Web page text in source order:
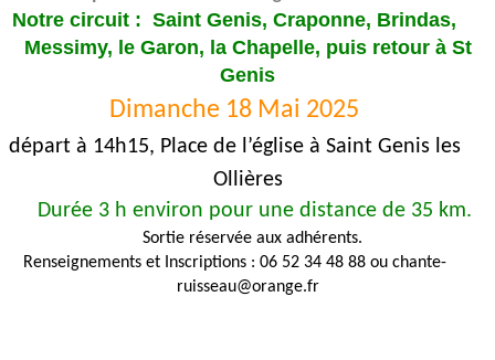
Notre circuit : Saint Genis, Craponne, Brindas,
Messimy, le Garon, la Chapelle, puis retour à St
Genis
Dimanche 18 Mai 2025
départ à 14h15, Place de l’église à Saint Genis les
Ollières
Durée 3 h environ pour une distance de 35 km.
Sortie réservée aux adhérents.
Renseignements et Inscriptions : 06 52 34 48 88 ou chante-
ruisseau@orange.fr